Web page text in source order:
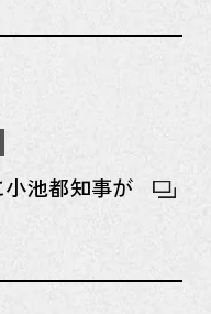
池都知事が